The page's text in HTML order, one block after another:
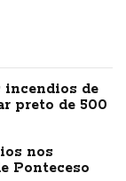
de
preto de 500
nos
Ponteceso